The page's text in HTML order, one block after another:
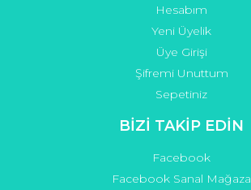
Hesabım
Yeni Üyelik
Üye Girişi
Şifremi Unuttum
Sepetiniz
BİZİ TAKİP EDİN
Facebook
Facebook Sanal Mağaza